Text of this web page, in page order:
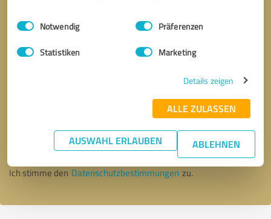
Impressum Datenschutzbestimmungen
Einwilligungsauswahl
Notwendig Präferenzen
Statistiken Marketing
Details zeigen
ALLE ZULASSEN
AUSWAHL ERLAUBEN ABLEHNEN
* Erforderliche Angaben
Nachricht senden
Ich stimme den Datenschutzbestimmungen zu.